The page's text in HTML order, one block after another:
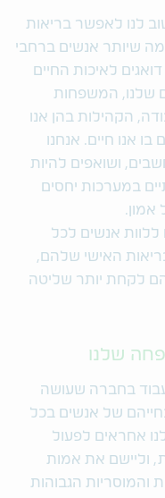
לנו לאפשר בריאות
שיותר אנשים ברחבי
לאיכות החיים
שלנו, המשפחות
הקהילות בהן אנו
בו אנו חיים. אנחנו
ושואפים להיות
במערכות יחסים
אמון.
ללוות אנשים לכל
האישי שלהם,
לקחת יותר שליטה
שלנו
בחברה שעושה
של אנשים בכל
אחראים לפעול
וליישם את אמות
והמוסריות הגבוהות